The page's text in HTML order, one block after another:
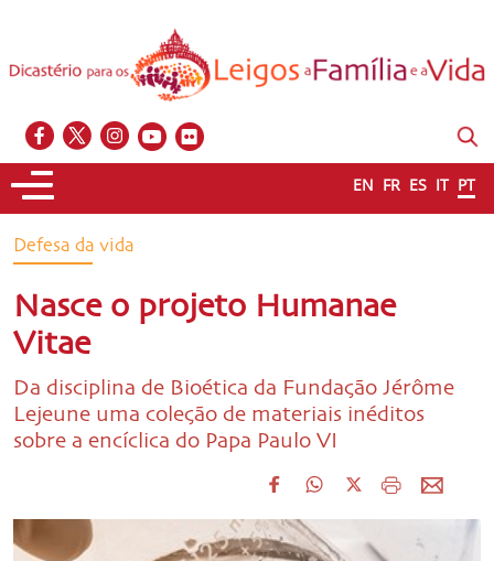
EN FR ES IT PT
Defesa da vida
Nasce o projeto Humanae
Vitae
Da disciplina de Bioética da Fundação Jérôme
Lejeune uma coleção de materiais inéditos
sobre a encíclica do Papa Paulo VI